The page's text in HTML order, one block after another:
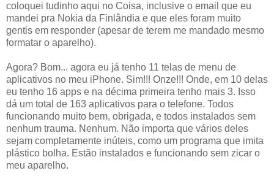
coloquei tudinho aqui no Coisa, inclusive o email que eu
mandei pra Nokia da Finlândia e que eles foram muito
gentis em responder (apesar de terem me mandado mesmo
formatar o aparelho).
Agora? Bom... agora eu já tenho 11 telas de menu de
aplicativos no meu iPhone. Sim!!! Onze!!! Onde, em 10 delas
eu tenho 16 apps e na décima primeira tenho mais 3. Isso
dá um total de 163 aplicativos para o telefone. Todos
funcionando muito bem, obrigada, e todos instalados sem
nenhum trauma. Nenhum. Não importa que vários deles
sejam completamente inúteis, como um programa que imita
plástico bolha. Estão instalados e funcionando sem zicar o
meu aparelho.